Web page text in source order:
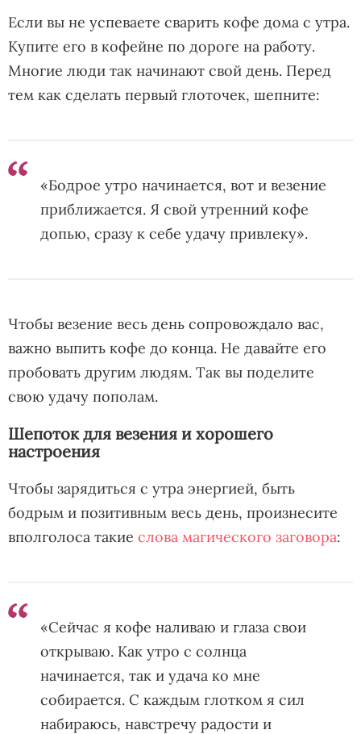
Если вы не успеваете сварить кофе дома с утра.
Купите его в кофейне по дороге на работу.
Многие люди так начинают свой день. Перед
тем как сделать первый глоточек, шепните:
«Бодрое утро начинается, вот и везение
приближается. Я свой утренний кофе
допью, сразу к себе удачу привлеку».
Чтобы везение весь день сопровождало вас,
важно выпить кофе до конца. Не давайте его
пробовать другим людям. Так вы поделите
свою удачу пополам.
Шепоток для везения и хорошего
настроения
Чтобы зарядиться с утра энергией, быть
бодрым и позитивным весь день, произнесите
вполголоса такие слова магического заговора:
«Сейчас я кофе наливаю и глаза свои
открываю. Как утро с солнца
начинается, так и удача ко мне
собирается. С каждым глотком я сил
набираюсь, навстречу радости и